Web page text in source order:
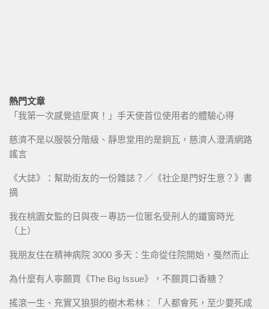
熱門文章
「我第一次感覺這麼爽！」手天使首位使用者的體驗心得
慈濟不是以服裝分階級、靜思堂用的是銅瓦，慈濟人澄清網路
謠言
《大誌》：幫助街友的一份雜誌？／《社企是門好生意？》書
摘
我在桃園女監的日與夜－專訪一位匿名受刑人的鐵窗時光
（上）
我朋友住在精神病院 3000 多天：生命從住院開始，戞然而止
為什麼有人寧願買《The Big Issue》，不願買口香糖？
搖滾一生、充實又狼狽的樹木希林：「人都會死，至少要死成